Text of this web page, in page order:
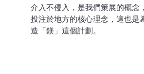
介入不侵入，是我們策展的概念
投注於地方的核心理念，這也是
造「鎂」這個計劃。